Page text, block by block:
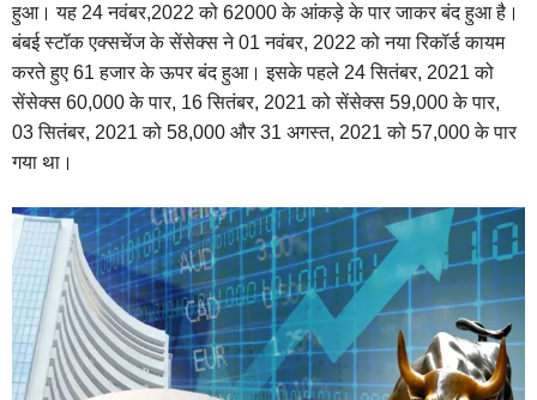
हुआ। यह 24 नवंबर,2022 को 62000 के आंकड़े के पार जाकर बंद हुआ है।
बंबई स्टॉक एक्सचेंज के सेंसेक्स ने 01 नवंबर, 2022 को नया रिकॉर्ड कायम
करते हुए 61 हजार के ऊपर बंद हुआ। इसके पहले 24 सितंबर, 2021 को
सेंसेक्स 60,000 के पार, 16 सितंबर, 2021 को सेंसेक्स 59,000 के पार,
03 सितंबर, 2021 को 58,000 और 31 अगस्त, 2021 को 57,000 के पार
गया था।